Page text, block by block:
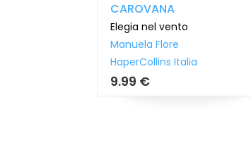
CAROVANA
Elegia nel vento
Manuela Flore
HaperCollins Italia
9.99 €